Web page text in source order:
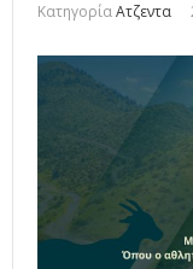
ΚατηγορίαΑτζεντα